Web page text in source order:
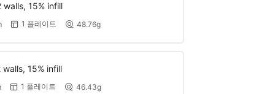
15% infill
 1 플레이트  48.76g
15% infill
 1 플레이트  46.43g